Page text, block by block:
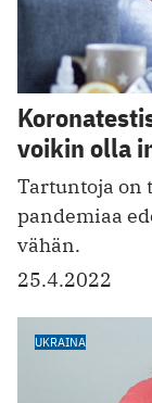
voikin olla
Tartuntoja on
pandemiaa
vähän.
25.4.2022
UKRAINA